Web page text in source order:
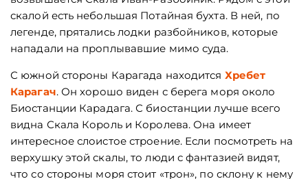
скалой есть небольшая Потайная бухта. В ней, по
легенде, прятались лодки разбойников, которые
нападали на проплывавшие мимо суда.
С южной стороны Карагада находится Хребет
Карагач. Он хорошо виден с берега моря около
Биостанции Карадага. С биостанции лучше всего
видна Скала Король и Королева. Она имеет
интересное слоистое строение. Если посмотреть на
верхушку этой скалы, то люди с фантазией видят,
что со стороны моря стоит «трон», по склону к нему